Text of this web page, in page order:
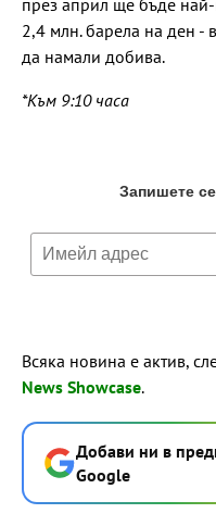
2,4 млн. барела на ден -
да намали добива.
*Към 9:10 часа
Всяка новина е актив,
News Showcase.
Добави ни в
Google